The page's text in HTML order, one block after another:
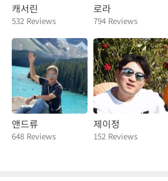
캐서린
532 Reviews
로라
794 Reviews
앤드류
648 Reviews
제이정
152 Reviews